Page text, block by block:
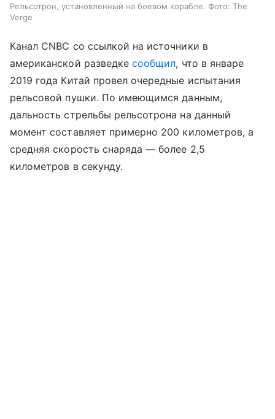
Рельсотрон, установленный на боевом корабле. Фото: The
Verge
Канал CNBC со ссылкой на источники в
американской разведкесообщил, что в январе
2019 года Китай провел очередные испытания
рельсовой пушки. По имеющимся данным,
дальность стрельбы рельсотрона на данный
момент составляет примерно 200 километров, а
средняя скорость снаряда — более 2,5
километров в секунду.